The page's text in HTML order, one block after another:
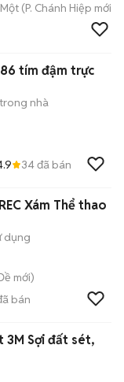
(P. Chánh Hiệp mới)
86 tím đậm trực
nhà
34đã bán
Xám Thể thao
dụng
mới)
bán
3M Sợi đất sét,